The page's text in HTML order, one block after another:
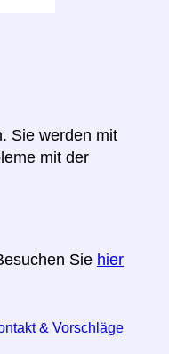
Sie werden mit
mit der
Sie hier
& Vorschläge